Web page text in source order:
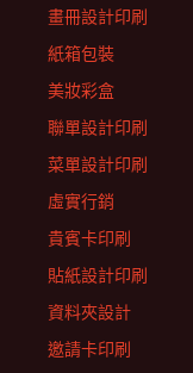
畫冊設計印刷
紙箱包裝
美妝彩盒
聯單設計印刷
菜單設計印刷
虛實行銷
貴賓卡印刷
貼紙設計印刷
資料夾設計
邀請卡印刷